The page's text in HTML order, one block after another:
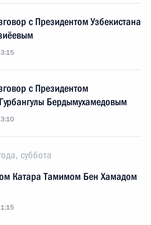
с Президентом Узбекистана
с Президентом
Бердымухамедовым
суббота
Катара Тамимом Бен Хамадом